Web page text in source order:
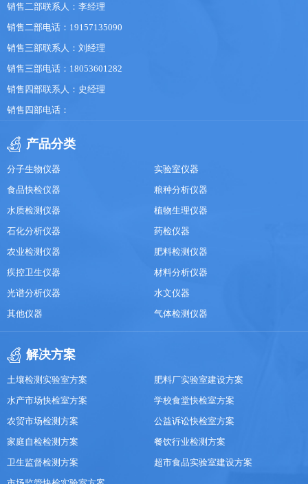
销售二部联系人：李经理
销售二部电话：19157135090
销售三部联系人：刘经理
销售三部电话：18053601282
销售四部联系人：史经理
销售四部电话：
产品分类
分子生物仪器
实验室仪器
食品快检仪器
粮种分析仪器
水质检测仪器
植物生理仪器
石化分析仪器
药检仪器
农业检测仪器
肥料检测仪器
疾控卫生仪器
材料分析仪器
光谱分析仪器
水文仪器
其他仪器
气体检测仪器
解决方案
土壤检测实验室方案
肥料厂实验室建设方案
水产市场快检室方案
学校食堂快检室方案
农贸市场检测方案
公益诉讼快检室方案
家庭自检检测方案
餐饮行业检测方案
卫生监督检测方案
超市食品实验室建设方案